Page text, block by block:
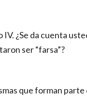
¿Se da cuenta
ser “farsa”?
que forman